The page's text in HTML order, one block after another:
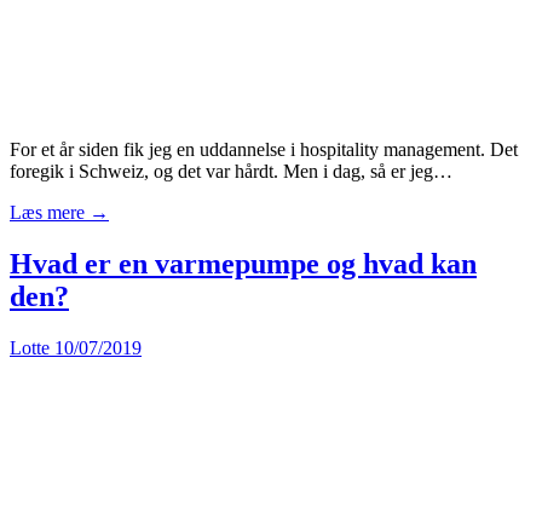
For et år siden fik jeg en uddannelse i hospitality management. Det
foregik i Schweiz, og det var hårdt. Men i dag, så er jeg…
Læs mere →
Hvad er en varmepumpe og hvad kan
den?
Lotte 10/07/2019